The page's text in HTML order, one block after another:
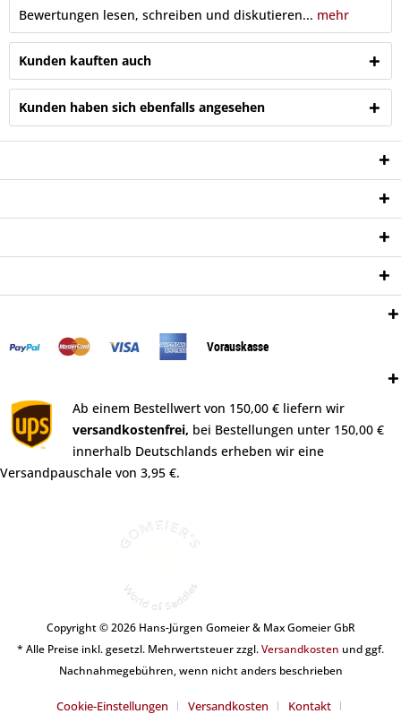
Bewertungen lesen, schreiben und diskutieren... mehr
Kunden kauften auch
Kunden haben sich ebenfalls angesehen
Vorauskasse
Ab einem Bestellwert von 150,00 € liefern wir
versandkostenfrei, bei Bestellungen unter 150,00 €
innerhalb Deutschlands erheben wir eine
Versandpauschale von 3,95 €.
Copyright © 2026 Hans-Jürgen Gomeier & Max Gomeier GbR
* Alle Preise inkl. gesetzl. Mehrwertsteuer zzgl.Versandkosten und ggf.
Nachnahmegebühren, wenn nicht anders beschrieben
Cookie-Einstellungen Versandkosten Kontakt